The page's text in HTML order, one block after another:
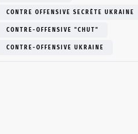
CONTRE OFFENSIVE SECRÈTE UKRAINE
CONTRE-OFFENSIVE "CHUT"
CONTRE-OFFENSIVE UKRAINE